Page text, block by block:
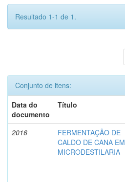
Resultado 1-1 de 1.
Conjunto de itens:
Data do
documento
Título
2016
FERMENTAÇÃO DE
CALDO DE CANA EM
MICRODESTILARIA